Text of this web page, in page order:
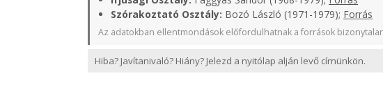
Szórakoztató Osztály: Bozó László (1971-1979); Forrás
Az adatokban ellentmondások előfordulhatnak a források
Hiba? Javítanivaló? Hiány? Jelezd a nyitólap alján levő címünkön.